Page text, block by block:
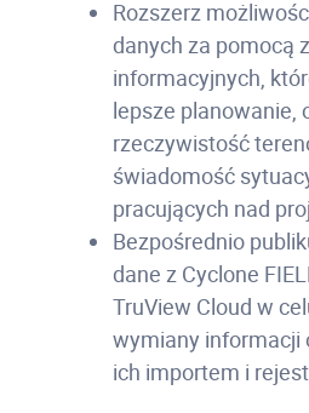
Rozszerz
danych za pomocą
informacyjnych,
lepsze planowanie,
rzeczywistość
świadomość
pracujących nad
Bezpośrednio
dane z Cyclone
TruView Cloud w
wymiany informacji
ich importem i